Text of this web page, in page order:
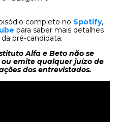
completo no Spotify,
para saber mais detalhes
pré-candidata.
Alfa e Beto não se
emite qualquer juízo de
dos entrevistados.